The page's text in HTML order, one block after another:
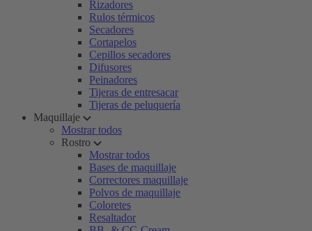
Rizadores
Rulos térmicos
Secadores
Cortapelos
Cepillos secadores
Difusores
Peinadores
Tijeras de entresacar
Tijeras de peluquería
Maquillaje
Mostrar todos
Rostro
Mostrar todos
Bases de maquillaje
Correctores maquillaje
Polvos de maquillaje
Coloretes
Resaltador